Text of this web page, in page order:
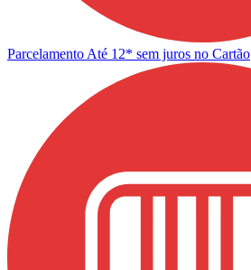
Parcelamento Até 12* sem juros no Cartão